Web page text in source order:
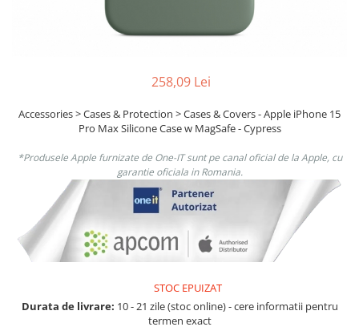
Gaming PC & Console
Microfoane & Casti Gaming
Scaune Gaming
Card Reader
Periferice PC
Camere Web
Adaptoare
Boxe
Casti
258,09 Lei
Accessories > Cases & Protection > Cases & Covers - Apple iPhone 15
Pro Max Silicone Case w MagSafe - Cypress
*Produsele Apple furnizate de One-IT sunt pe canal oficial de la Apple, cu
garantie oficiala in Romania.
STOC EPUIZAT
Durata de livrare: 10 - 21 zile (stoc online) - cere informatii pentru
termen exact